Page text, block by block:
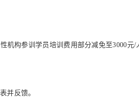
机构参训学员培训费用部分减免至3000元/
并反馈。